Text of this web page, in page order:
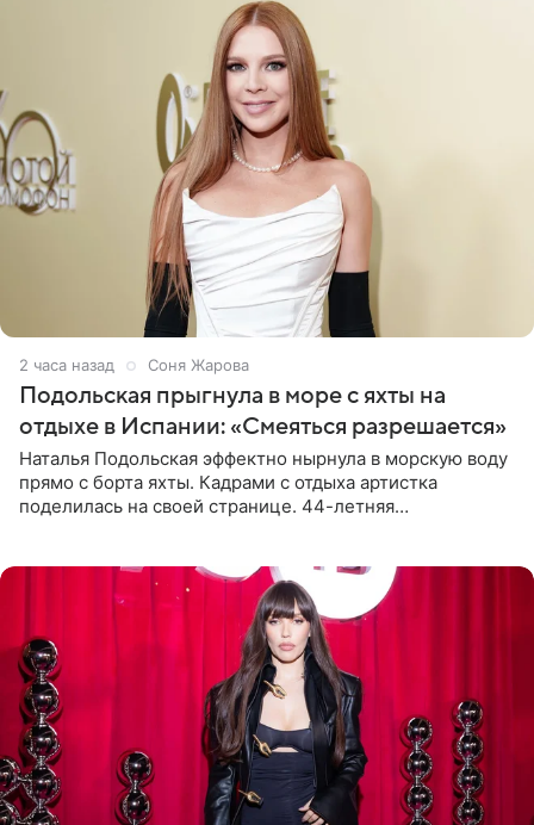
2 часа назад Соня Жарова
Подольская прыгнула в море с яхты на
отдыхе в Испании: «Смеяться разрешается»
Наталья Подольская эффектно нырнула в морскую воду
прямо с борта яхты. Кадрами с отдыха артистка
поделилась на своей странице. 44-летняя